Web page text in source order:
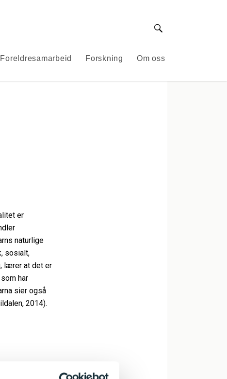
Foreldresamarbeid Forskning Om oss
Søk
er
naturlige
sosialt,
lærer at det er
har
sier også
2014).